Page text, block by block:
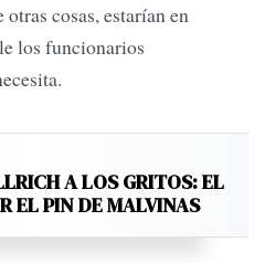
cosas, estarían en
los funcionarios
A LOS GRITOS: EL
EL PIN DE MALVINAS